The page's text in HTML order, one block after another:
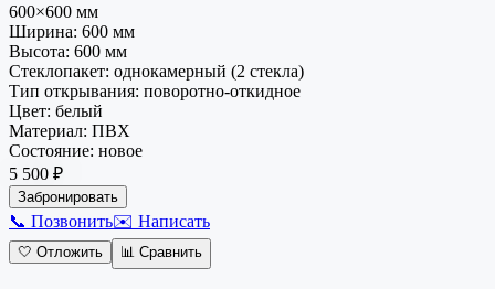
600×600 мм
Ширина: 600 мм
Высота: 600 мм
Стеклопакет: однокамерный (2 стекла)
Тип открывания: поворотно-откидное
Цвет: белый
Материал: ПВХ
Состояние: новое
5 500 ₽
Забронировать
📞 Позвонить✉️ Написать
🤍 Отложить 📊 Сравнить